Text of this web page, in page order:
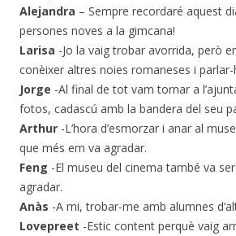
Alejandra – Sempre recordaré aquest
persones noves a la gimcana!
Larisa -Jo la vaig trobar avorrida, però
conèixer altres noies romaneses i parlar-
Jorge -Al final de tot vam tornar a
fotos, cadascú amb la bandera del seu
Arthur -L’hora d’esmorzar i anar al
que més em va agradar.
Feng -El museu del cinema també va
agradar.
Anàs -A mi, trobar-me amb alumnes
Lovepreet -Estic content perquè vaig